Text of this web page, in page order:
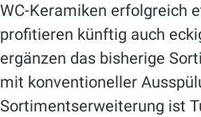
WC-Keramiken erfolgreich
profitieren künftig auch
ergänzen das bisherige
mit konventioneller
Sortimentserweiterung ist